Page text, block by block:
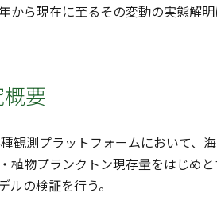
から現在に至るその変動の実態解明
要
観測プラットフォームにおいて、
植物プランクトン現存量をはじめ
ルの検証を行う。